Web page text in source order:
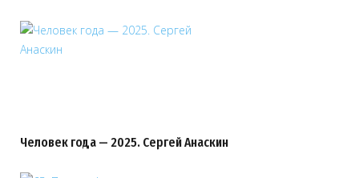
Человек года — 2025. Сергей Анаскин